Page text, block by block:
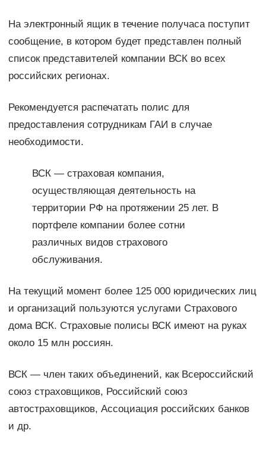
На электронный ящик в течение получаса поступит
сообщение, в котором будет представлен полный
список представителей компании ВСК во всех
российских регионах.
Рекомендуется распечатать полис для
предоставления сотрудникам ГАИ в случае
необходимости.
ВСК — страховая компания,
осуществляющая деятельность на
территории РФ на протяжении 25 лет. В
портфеле компании более сотни
различных видов страхового
обслуживания.
На текущий момент более 125 000 юридических лиц
и организаций пользуются услугами Cтрахового
дома ВСК. Страховые полисы ВСК имеют на руках
около 15 млн россиян.
ВСК — член таких объединений, как Всероссийский
союз страховщиков, Российский союз
автостраховщиков, Ассоциация российских банков
и др.